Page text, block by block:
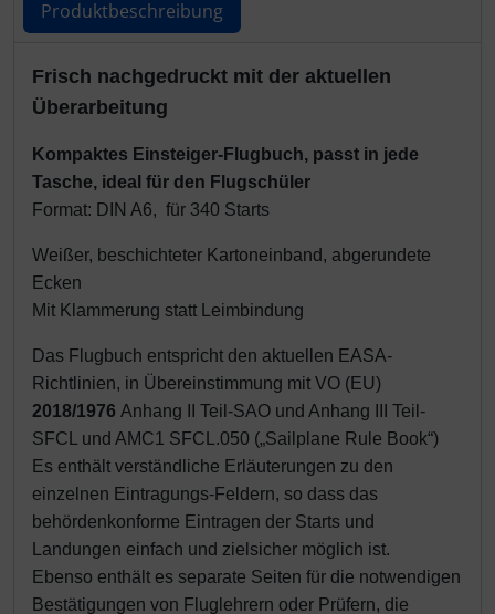
Produktbeschreibung
Produktbeschreibung
Frisch nachgedruckt mit der aktuellen
Überarbeitung
Kompaktes Einsteiger-Flugbuch, passt in jede
Tasche, ideal für den Flugschüler
Format: DIN A6, für 340 Starts
Weißer, beschichteter Kartoneinband, abgerundete
Ecken
Mit Klammerung statt Leimbindung
Das Flugbuch entspricht den aktuellen EASA-
Richtlinien, in Übereinstimmung mit VO (EU)
2018/1976 Anhang II Teil-SAO und Anhang III Teil-
SFCL und AMC1 SFCL.050 („Sailplane Rule Book“)
Es enthält verständliche Erläuterungen zu den
einzelnen Eintragungs-Feldern, so dass das
behördenkonforme Eintragen der Starts und
Landungen einfach und zielsicher möglich ist.
Ebenso enthält es separate Seiten für die notwendigen
Bestätigungen von Fluglehrern oder Prüfern, die
Schrauben, Muttern & Co.
Schutz und Pflege
Tapes und Tuning
Transponder
Warn- und Schutzfolien
Sonstiges